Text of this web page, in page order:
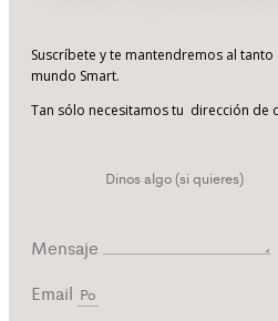
Suscríbete y te mantendremos al
mundo Smart.
Tan sólo necesitamos tu dirección de
Mensaje
Email